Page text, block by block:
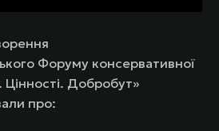
Форуму консервативної
Цінності. Добробут»
про: